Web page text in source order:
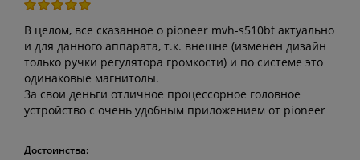
В целом, все сказанное о pioneer mvh-s510bt актуально
и для данного аппарата, т.к. внешне (изменен дизайн
только ручки регулятора громкости) и по системе это
одинаковые магнитолы.
За свои деньги отличное процессорное головное
устройство с очень удобным приложением от pioneer
Достоинства: